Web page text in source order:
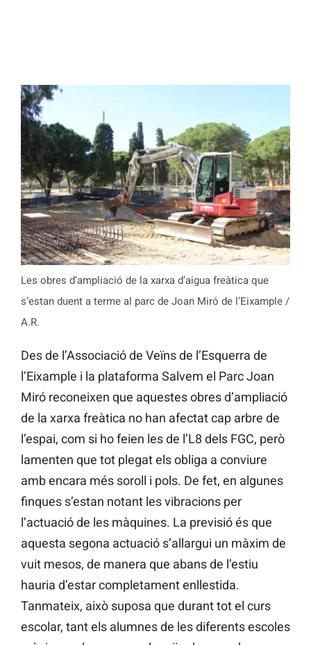
Les obres d’ampliació de la xarxa d’aigua freàtica que
s’estan duent a terme al parc de Joan Miró de l’Eixample /
A.R.
Des de l’Associació de Veïns de l’Esquerra de
l’Eixample i la plataforma Salvem el Parc Joan
Miró reconeixen que aquestes obres d’ampliació
de la xarxa freàtica no han afectat cap arbre de
l’espai, com si ho feien les de l’L8 dels FGC, però
lamenten que tot plegat els obliga a conviure
amb encara més soroll i pols. De fet, en algunes
finques s’estan notant les vibracions per
l’actuació de les màquines. La previsió és que
aquesta segona actuació s’allargui un màxim de
vuit mesos, de manera que abans de l’estiu
hauria d’estar completament enllestida.
Tanmateix, això suposa que durant tot el curs
escolar, tant els alumnes de les diferents escoles